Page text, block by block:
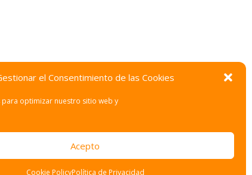
el Consentimiento de las Cookies
optimizar nuestro sitio web y
Acepto
Cookie PolicyPolítica de Privacidad